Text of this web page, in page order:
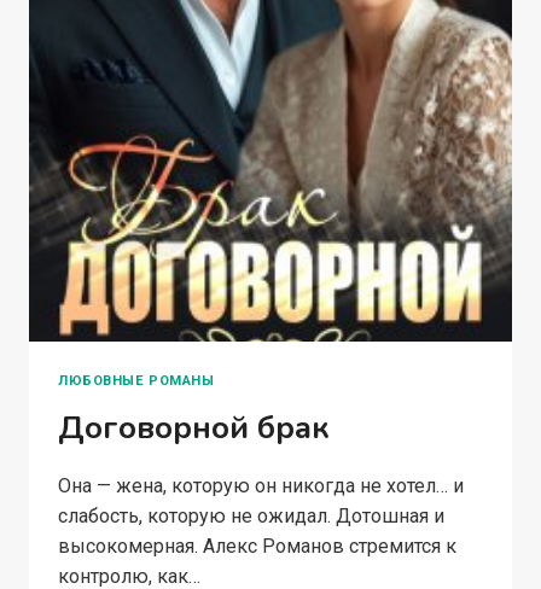
ЛЮБОВНЫЕ РОМАНЫ
Договорной брак
Она — жена, которую он никогда не хотел… и
слабость, которую не ожидал. Дотошная и
высокомерная. Алекс Романов стремится к
контролю, как…